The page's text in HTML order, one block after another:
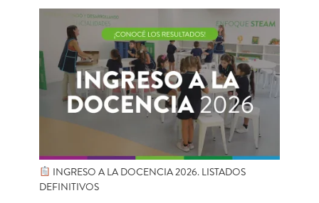
INGRESO A LA DOCENCIA 2026. LISTADOS
DEFINITIVOS